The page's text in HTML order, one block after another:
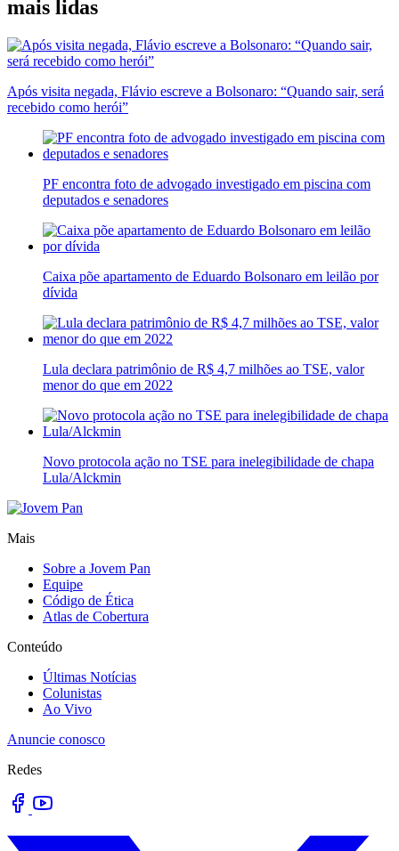
mais lidas
Após visita negada, Flávio escreve a Bolsonaro: “Quando sair, será
recebido como herói”
PF encontra foto de advogado investigado em piscina com
deputados e senadores
Caixa põe apartamento de Eduardo Bolsonaro em leilão por
dívida
Lula declara patrimônio de R$ 4,7 milhões ao TSE, valor
menor do que em 2022
Novo protocola ação no TSE para inelegibilidade de chapa
Lula/Alckmin
Mais
Sobre a Jovem Pan
Equipe
Código de Ética
Atlas de Cobertura
Conteúdo
Últimas Notícias
Colunistas
Ao Vivo
Anuncie conosco
Redes